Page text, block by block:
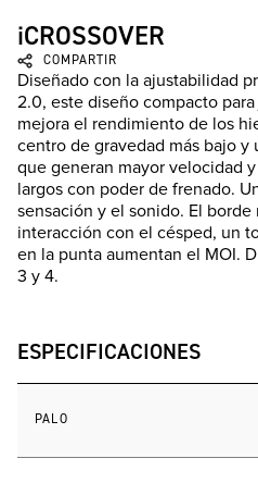
iCROSSOVER
COMPARTIR
Diseñado con la ajustabilidad
2.0, este diseño compacto
mejora el rendimiento de los
centro de gravedad más bajo y
que generan mayor velocidad
largos con poder de frenado.
sensación y el sonido. El
interacción con el césped, un
en la punta aumentan el MOI.
3 y 4.
ESPECIFICACIONES
PALO